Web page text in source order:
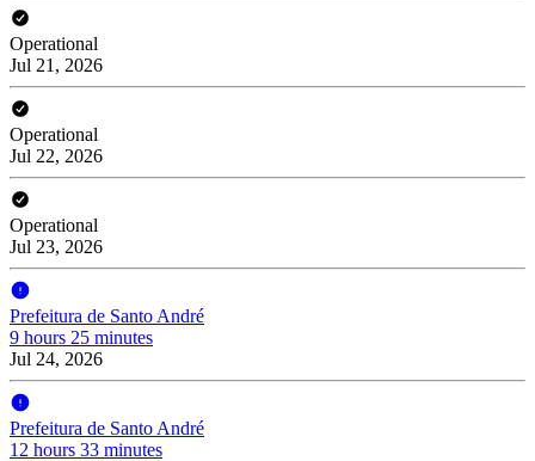
Operational
Jul 21, 2026
Operational
Jul 22, 2026
Operational
Jul 23, 2026
Prefeitura de Santo André
9 hours 25 minutes
Jul 24, 2026
Prefeitura de Santo André
12 hours 33 minutes